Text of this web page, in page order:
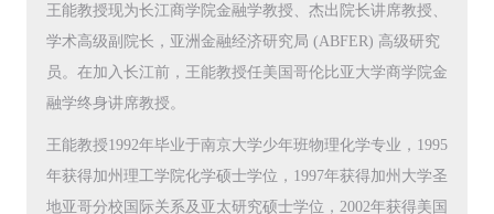
王能教授现为长江商学院金融学教授、杰出院长讲席教授、
学术高级副院长，亚洲金融经济研究局 (ABFER) 高级研究
员。在加入长江前，王能教授任美国哥伦比亚大学商学院金
融学终身讲席教授。
王能教授1992年毕业于南京大学少年班物理化学专业，1995
年获得加州理工学院化学硕士学位，1997年获得加州大学圣
地亚哥分校国际关系及亚太研究硕士学位，2002年获得美国